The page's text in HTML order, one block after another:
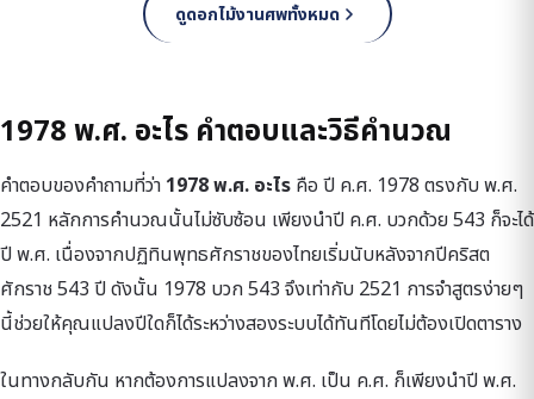
ดูดอกไม้งานศพทั้งหมด
1978 พ.ศ. อะไร คำตอบและวิธีคำนวณ
คำตอบของคำถามที่ว่า 1978 พ.ศ. อะไร คือ ปี ค.ศ. 1978 ตรงกับ พ.ศ.
2521 หลักการคำนวณนั้นไม่ซับซ้อน เพียงนำปี ค.ศ. บวกด้วย 543 ก็จะได้
ปี พ.ศ. เนื่องจากปฏิทินพุทธศักราชของไทยเริ่มนับหลังจากปีคริสต
ศักราช 543 ปี ดังนั้น 1978 บวก 543 จึงเท่ากับ 2521 การจำสูตรง่ายๆ
นี้ช่วยให้คุณแปลงปีใดก็ได้ระหว่างสองระบบได้ทันทีโดยไม่ต้องเปิดตาราง
ในทางกลับกัน หากต้องการแปลงจาก พ.ศ. เป็น ค.ศ. ก็เพียงนำปี พ.ศ.